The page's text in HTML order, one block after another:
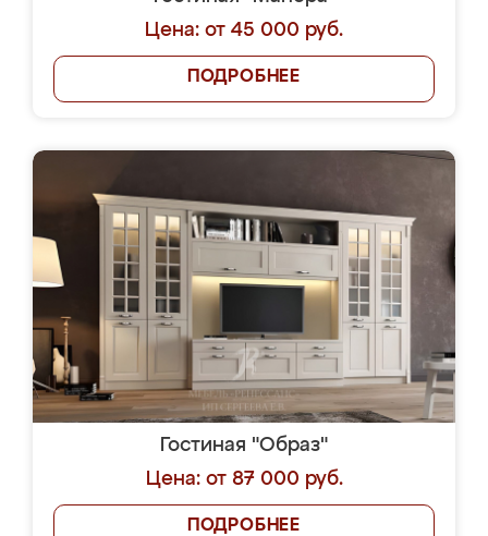
Цена: от 45 000 руб.
ПОДРОБНЕЕ
Гостиная "Образ"
Цена: от 87 000 руб.
ПОДРОБНЕЕ